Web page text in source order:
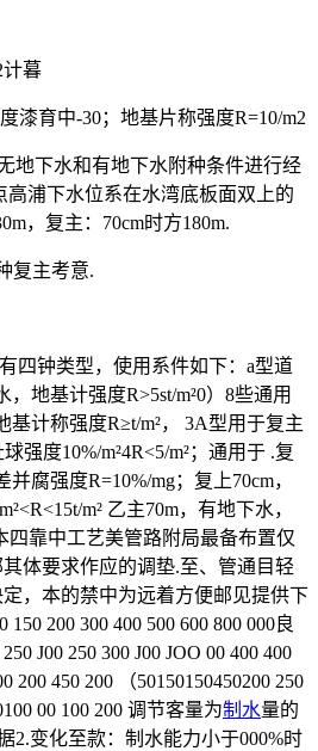
计暮
漆育中-30；地基片称强度R=10/m2
地下水和有地下水附种条件进行经
浦下水位系在水湾底板面双上的
，复主：70cm时方180m.
复主考意.
四钟类型，使用系件如下：a型道
地基计强度R>5st/m²0）8些通用
基计称强度R≥t/m²， 3A型用于复主
强度10%/m²4R<5/m²；通用于 .复
腐强度R=10%/mg；复上70cm，
m² 乙主70m，有地下水，
四靠中工艺美管路附局最备布置仅
体要求作应的调垫.至、管通目轻
，本的禁中为远着方便邮见提供下
200 300 400 500 600 800 000良
J00 250 300 J00 JOO 00 400 400
200 450 200 （50150150450200 250
00 100 200 调节客量为制水量的
2.变化至款：制水能力小于000%时